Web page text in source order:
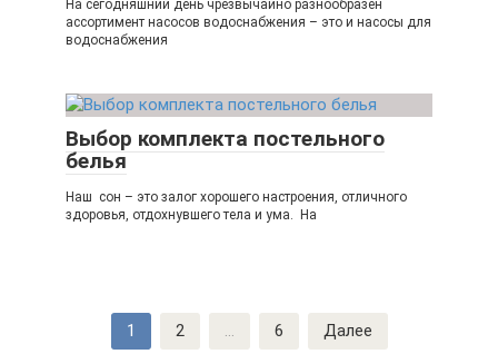
На сегодняшний день чрезвычайно разнообразен
ассортимент насосов водоснабжения – это и насосы для
водоснабжения
Выбор комплекта постельного
белья
Наш сон – это залог хорошего настроения, отличного
здоровья, отдохнувшего тела и ума. На
1 2 … 6 Далее